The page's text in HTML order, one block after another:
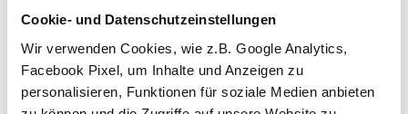
Cookie- und Datenschutzeinstellungen
Wir verwenden Cookies, wie z.B. Google Analytics,
Facebook Pixel, um Inhalte und Anzeigen zu
personalisieren, Funktionen für soziale Medien anbieten
Aktuelle Angebote
Neubauprojekte
Secret Sale
Referenzen
Internationale Immobilien
kleine Boutiquen und lokale Dienstleister prägen
das abwechslungsreiche Stadtbild.
Die Anbindung an den öffentlichen Nahverkehr ist